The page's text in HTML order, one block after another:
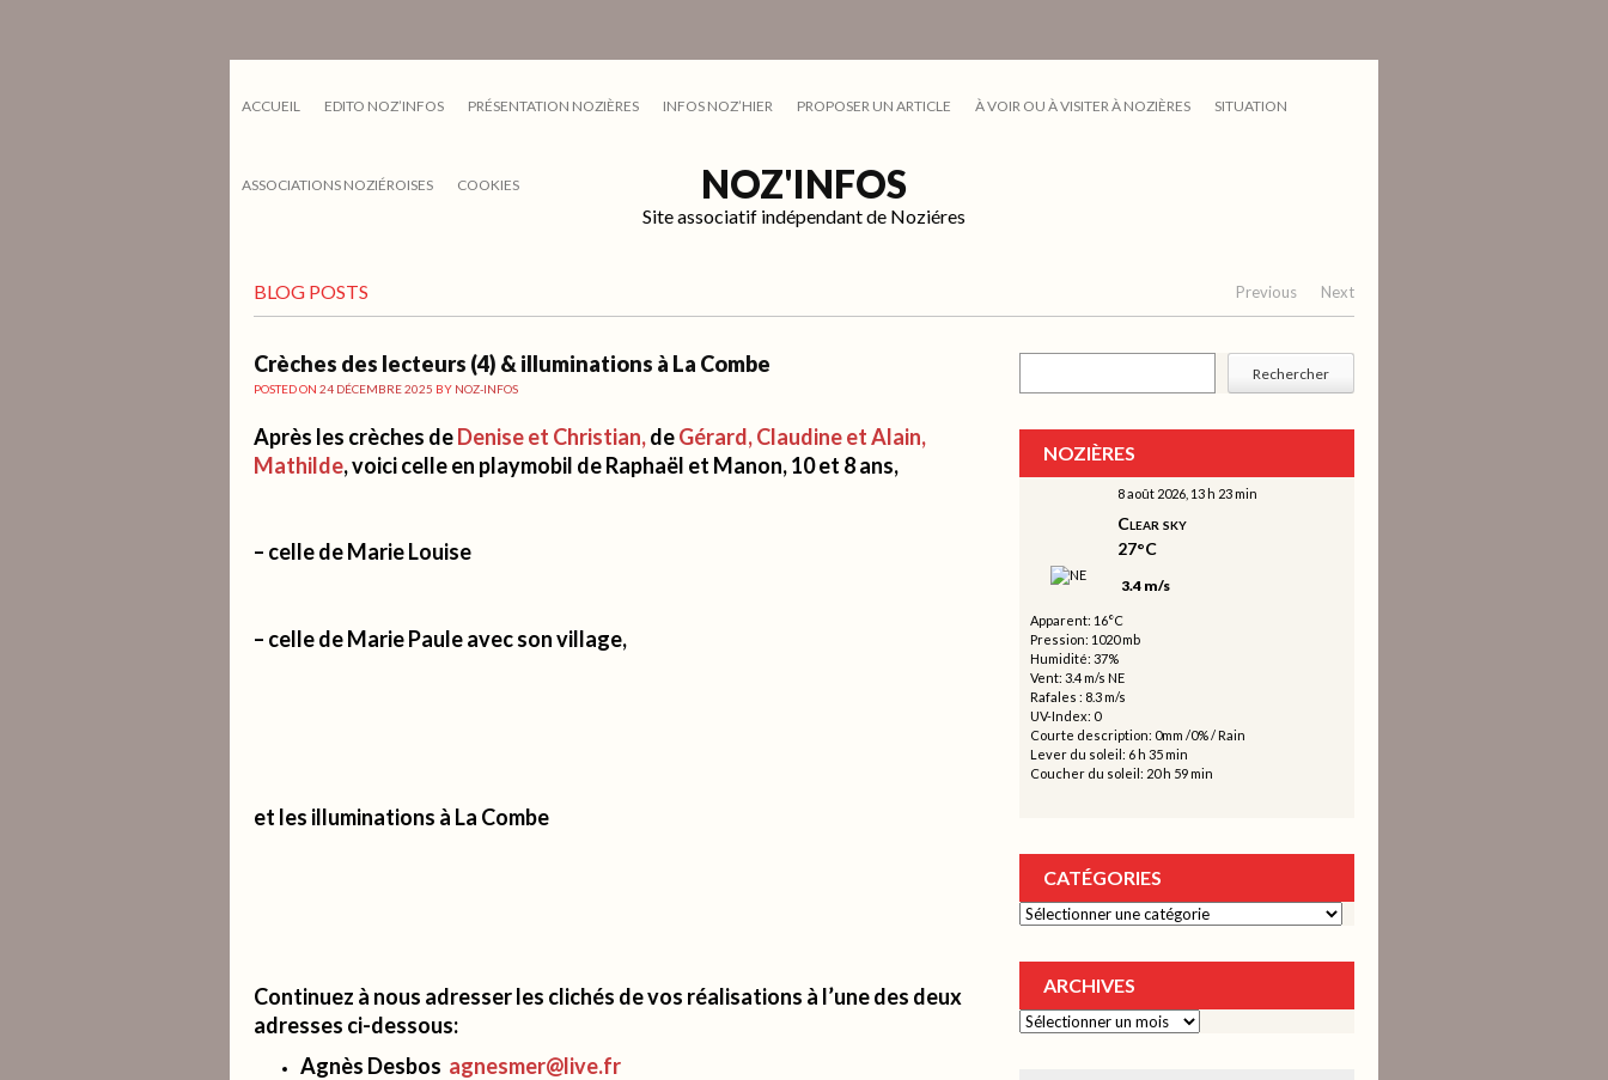
ACCUEIL EDITO NOZ’INFOS PRÉSENTATION NOZIÈRES INFOS NOZ’HIER PROPOSER UN ARTICLE À VOIR OU À VISITER À NOZIÈRES SITUATION
ASSOCIATIONS NOZIÉROISES COOKIES NOZ'INFOS
Site associatif indépendant de Noziéres
BLOG POSTS Previous Next
Crèches des lecteurs (4) & illuminations à La Combe
POSTED ON 24 DÉCEMBRE 2025 BY NOZ-INFOS
Après les crèches deDenise et Christian,deGérard, Claudine et Alain,
Mathilde, voici celle en playmobil de Raphaël et Manon, 10 et 8 ans,
– celle de Marie Louise
– celle de Marie Paule avec son village,
et les illuminations à La Combe
Continuez à nous adresser les clichés de vos réalisations à l’une des deux
adresses ci-dessous:
Agnès Desbos agnesmer@live.fr
Rechercher
NOZIÈRES
8 août 2026, 13 h 23 min
Clear sky
27°C
3.4 m/s
Apparent: 16°C
Pression: 1020 mb
Humidité: 37%
Vent: 3.4 m/s NE
Rafales : 8.3 m/s
UV-Index: 0
Courte description: 0mm /0%/Rain
Lever du soleil: 6 h 35 min
Coucher du soleil: 20 h 59 min
CATÉGORIES
Catégories
ARCHIVES
Archives